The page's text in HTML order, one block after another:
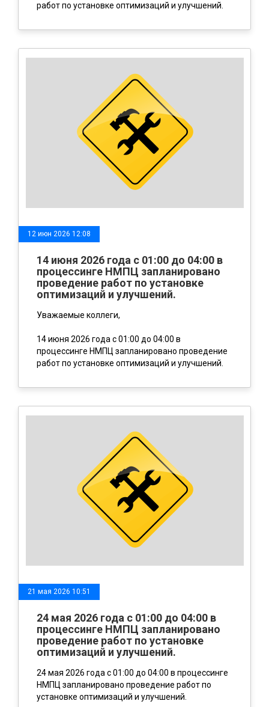
работ по установке оптимизаций и улучшений.
12 июн 2026 12:08
14 июня 2026 года с 01:00 до 04:00 в
процессинге НМПЦ запланировано
проведение работ по установке
оптимизаций и улучшений.
Уважаемые коллеги,
14 июня 2026 года с 01:00 до 04:00 в
процессинге НМПЦ запланировано проведение
работ по установке оптимизаций и улучшений.
21 мая 2026 10:51
24 мая 2026 года с 01:00 до 04:00 в
процессинге НМПЦ запланировано
проведение работ по установке
оптимизаций и улучшений.
24 мая 2026 года с 01:00 до 04:00 в процессинге
НМПЦ запланировано проведение работ по
установке оптимизаций и улучшений.